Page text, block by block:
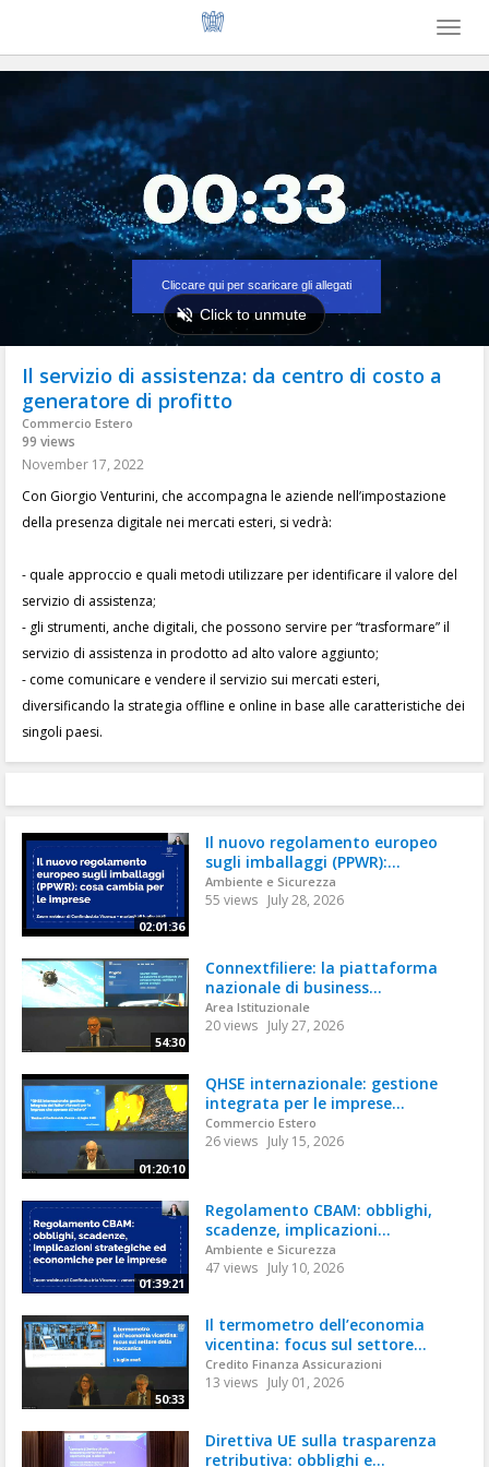
Toggle
Il servizio di assistenza: da centro di costo a
generatore di profitto
Commercio Estero
99 views
November 17, 2022
Con Giorgio Venturini, che accompagna le aziende nell’impostazione
della presenza digitale nei mercati esteri, si vedrà:
- quale approccio e quali metodi utilizzare per identificare il valore del
servizio di assistenza;
- gli strumenti, anche digitali, che possono servire per “trasformare” il
servizio di assistenza in prodotto ad alto valore aggiunto;
- come comunicare e vendere il servizio sui mercati esteri,
diversificando la strategia offline e online in base alle caratteristiche dei
singoli paesi.
02:01:36
Il nuovo regolamento europeo
sugli imballaggi (PPWR):...
Ambiente e Sicurezza
55 views July 28, 2026
54:30
Connextfiliere: la piattaforma
nazionale di business...
Area Istituzionale
20 views July 27, 2026
01:20:10
QHSE internazionale: gestione
integrata per le imprese...
Commercio Estero
26 views July 15, 2026
01:39:21
Regolamento CBAM: obblighi,
scadenze, implicazioni...
Ambiente e Sicurezza
47 views July 10, 2026
50:33
Il termometro dell’economia
vicentina: focus sul settore...
Credito Finanza Assicurazioni
13 views July 01, 2026
Direttiva UE sulla trasparenza
retributiva: obblighi e...